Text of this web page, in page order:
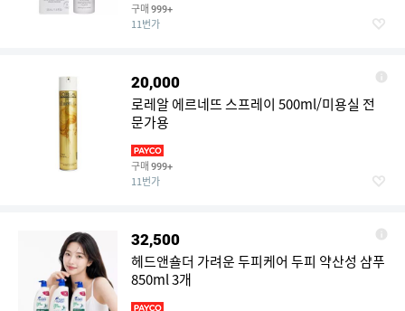
구매 999+
11번가
20,000
로레알 에르네뜨 스프레이 500ml/미용실 전
문가용
구매 999+
11번가
32,500
헤드앤숄더 가려운 두피케어 두피 약산성 샴푸
850ml 3개